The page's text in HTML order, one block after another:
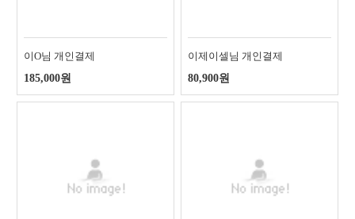
이O님 개인결제
185,000원
이제이셀님 개인결제
80,900원